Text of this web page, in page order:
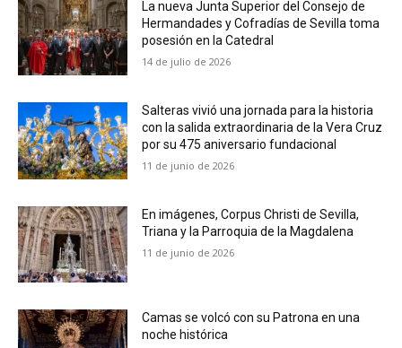
La nueva Junta Superior del Consejo de
Hermandades y Cofradías de Sevilla toma
posesión en la Catedral
14 de julio de 2026
Salteras vivió una jornada para la historia
con la salida extraordinaria de la Vera Cruz
por su 475 aniversario fundacional
11 de junio de 2026
En imágenes, Corpus Christi de Sevilla,
Triana y la Parroquia de la Magdalena
11 de junio de 2026
Camas se volcó con su Patrona en una
noche histórica